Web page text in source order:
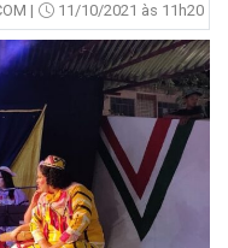
| 11/10/2021 às 11h20